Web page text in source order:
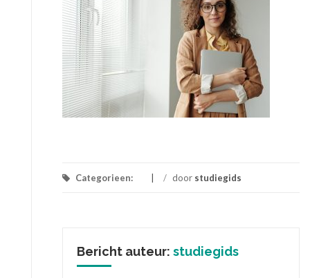
Categorieen: / door studiegids
Bericht auteur: studiegids